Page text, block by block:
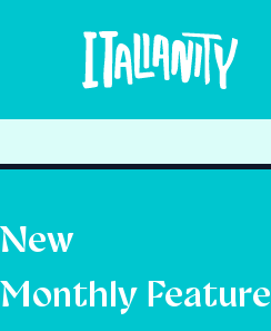
New
Monthly Feature